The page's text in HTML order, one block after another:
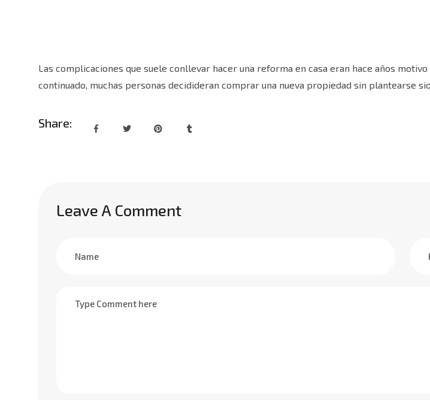
Las complicaciones que suele conllevar hacer una reforma en casa eran hace años
continuado, muchas personas decidideran comprar una nueva propiedad sin plantearse
Share:
Leave A Comment